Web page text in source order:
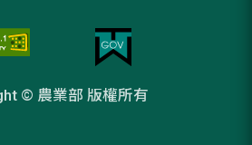
© 農業部 版權所有